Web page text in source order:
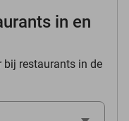
in en
bij restaurants in de